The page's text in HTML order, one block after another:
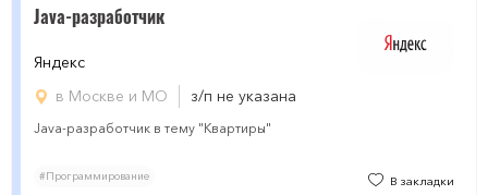
Java-разработчик
Яндекс
в Москве и МО
з/п не указана
Java-разработчик в тему "Квартиры"
#Программирование В закладки